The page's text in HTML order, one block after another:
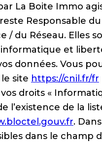
La Boite Immo
Responsable
du Réseau. Elles
et
données. Vous
site https://cnil.fr/fr
droits «
l’existence de la
.
dans le champ